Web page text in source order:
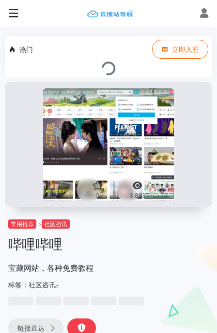
热门 立即入驻
0 3,883
常用推荐 社区咨讯
哔哩哔哩
宝藏网站，各种免费教程
标签： 社区咨讯
链接直达